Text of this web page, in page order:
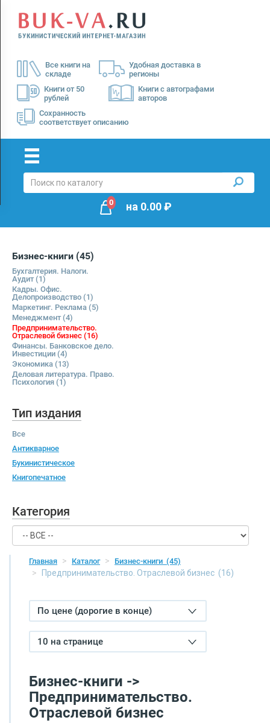
Все книги на
складе
Удобная доставка в
регионы
Книги от 50
рублей
Книги с автографами
авторов
Сохранность
соответствует описанию
Menu
Доставка
Оплата
0 на 0.00₽
Бизнес-книги (45)
Бухгалтерия. Налоги.
Аудит(1)
Кадры. Офис.
Делопроизводство (1)
Маркетинг. Реклама (5)
Менеджмент(4)
Предпринимательство.
Отраслевой бизнес (16)
Финансы. Банковское дело.
Инвестиции (4)
Экономика (13)
Деловая литература. Право.
Психология (1)
Тип издания
Все
Антикварное
Букинистическое
Книгопечатное
Категория
Главная Каталог Бизнес-книги (45)
Предпринимательство. Отраслевой бизнес (16)
По цене (дорогие в конце)
10 на странице
Бизнес-книги ->
Предпринимательство.
Отраслевой бизнес